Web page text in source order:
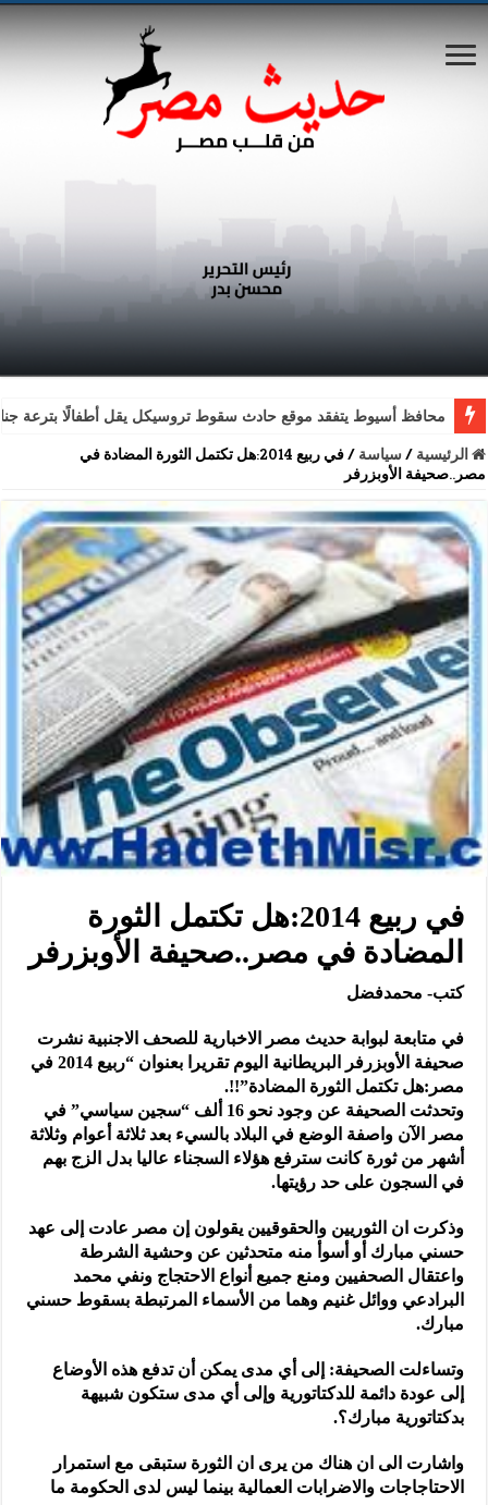
محافظ أسيوط يتفقد موقع حادث سقوط تروسيكل يقل أطفالًا بترعة
الرئيسية /سياسة /
في ربيع 2014:هل تكتمل الثورة المضادة في
مصر..صحيفة الأوبزرفر
في ربيع 2014:هل تكتمل الثورة
المضادة في مصر..صحيفة الأوبزرفر
كتب- محمدفضل
في متابعة لبوابة حديث مصر الاخبارية للصحف الاجنبية نشرت
صحيفة الأوبزرفر البريطانية اليوم تقريرا بعنوان “ربيع 2014 في
مصر:هل تكتمل الثورة المضادة”!!.
وتحدثت الصحيفة عن وجود نحو 16 ألف “سجين سياسي” في
مصر الآن واصفة الوضع في البلاد بالسيء بعد ثلاثة أعوام وثلاثة
أشهر من ثورة كانت سترفع هؤلاء السجناء عاليا بدل الزج بهم
في السجون على حد رؤيتها.
وذكرت ان الثوريين والحقوقيين يقولون إن مصر عادت إلى عهد
حسني مبارك أو أسوأ منه متحدثين عن وحشية الشرطة
واعتقال الصحفيين ومنع جميع أنواع الاحتجاج ونفي محمد
البرادعي ووائل غنيم وهما من الأسماء المرتبطة بسقوط حسني
مبارك.
وتساءلت الصحيفة: إلى أي مدى يمكن أن تدفع هذه الأوضاع
إلى عودة دائمة للدكتاتورية وإلى أي مدى ستكون شبيهة
بدكتاتورية مبارك؟.
واشارت الى ان هناك من يرى ان الثورة ستبقى مع استمرار
الاحتاجاجات والاضرابات العمالية بينما ليس لدى الحكومة ما